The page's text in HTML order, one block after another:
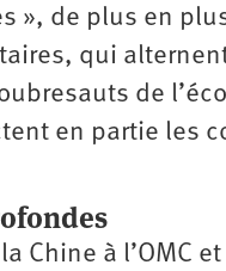
», de plus en
qui
de
en partie les
Chine à l’OMC